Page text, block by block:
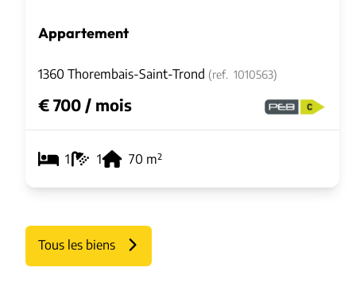
Appartement
1360 Thorembais-Saint-Trond (ref. 1010563)
€ 700 / mois
1 1 70 m²
Tous les biens